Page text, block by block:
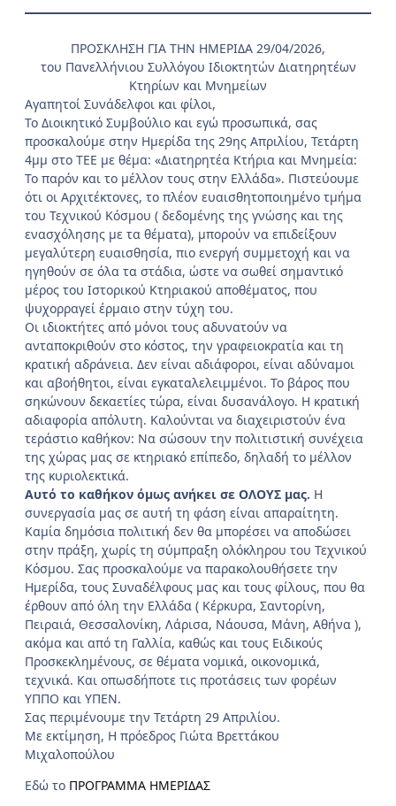
ΠΡΟΣΚΛΗΣΗ ΓΙΑ ΤΗΝ ΗΜΕΡΙΔΑ 29/04/2026,
του Πανελλήνιου Συλλόγου Ιδιοκτητών Διατηρητέων
Κτηρίων και Μνημείων
Αγαπητοί Συνάδελφοι και φίλοι,
Το Διοικητικό Συμβούλιο και εγώ προσωπικά, σας
προσκαλούμε στην Ημερίδα της 29ης Απριλίου, Τετάρτη
4μμ στο ΤΕΕ με θέμα: «Διατηρητέα Κτήρια και Μνημεία:
Το παρόν και το μέλλον τους στην Ελλάδα». Πιστεύουμε
ότι οι Αρχιτέκτονες, το πλέον ευαισθητοποιημένο τμήμα
του Τεχνικού Κόσμου ( δεδομένης της γνώσης και της
ενασχόλησης με τα θέματα), μπορούν να επιδείξουν
μεγαλύτερη ευαισθησία, πιο ενεργή συμμετοχή και να
ηγηθούν σε όλα τα στάδια, ώστε να σωθεί σημαντικό
μέρος του Ιστορικού Κτηριακού αποθέματος, που
ψυχορραγεί έρμαιο στην τύχη του.
Οι ιδιοκτήτες από μόνοι τους αδυνατούν να
ανταποκριθούν στο κόστος, την γραφειοκρατία και τη
κρατική αδράνεια. Δεν είναι αδιάφοροι, είναι αδύναμοι
και αβοήθητοι, είναι εγκαταλελειμμένοι. Το βάρος που
σηκώνουν δεκαετίες τώρα, είναι δυσανάλογο. Η κρατική
αδιαφορία απόλυτη. Καλούνται να διαχειριστούν ένα
τεράστιο καθήκον: Να σώσουν την πολιτιστική συνέχεια
της χώρας μας σε κτηριακό επίπεδο, δηλαδή το μέλλον
της κυριολεκτικά.
Αυτό το καθήκον όμως ανήκει σε ΟΛΟΥΣ μας. Η
συνεργασία μας σε αυτή τη φάση είναι απαραίτητη.
Καμία δημόσια πολιτική δεν θα μπορέσει να αποδώσει
στην πράξη, χωρίς τη σύμπραξη ολόκληρου του Τεχνικού
Κόσμου. Σας προσκαλούμε να παρακολουθήσετε την
Ημερίδα, τους Συναδέλφους μας και τους φίλους, που θα
έρθουν από όλη την Ελλάδα ( Κέρκυρα, Σαντορίνη,
Πειραιά, Θεσσαλονίκη, Λάρισα, Νάουσα, Μάνη, Αθήνα ),
ακόμα και από τη Γαλλία, καθώς και τους Ειδικούς
Προσκεκλημένους, σε θέματα νομικά, οικονομικά,
τεχνικά. Και οπωσδήποτε τις προτάσεις των φορέων
ΥΠΠΟ και ΥΠΕΝ.
Σας περιμένουμε την Τετάρτη 29 Απριλίου.
Με εκτίμηση, Η πρόεδρος Γιώτα Βρεττάκου
Μιχαλοπούλου
Εδώ το ΠΡΟΓΡΑΜΜΑ ΗΜΕΡΙΔΑΣ